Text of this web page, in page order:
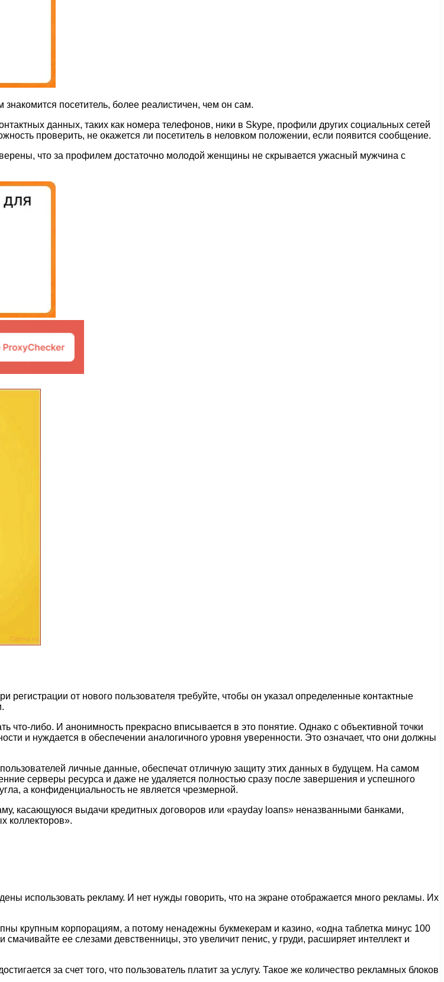
знакомится посетитель, более реалистичен, чем он сам.
данных, таких как номера телефонов, ники в Skype, профили других социальных сетей
проверить, не окажется ли посетитель в неловком положении, если появится сообщение.
что за профилем достаточно молодой женщины не скрывается ужасный мужчина с
от нового пользователя требуйте, чтобы он указал определенные контактные
что-либо. И анонимность прекрасно вписывается в это понятие. Однако с объективной точки
и нуждается в обеспечении аналогичного уровня уверенности. Это означает, что они должны
личные данные, обеспечат отличную защиту этих данных в будущем. На самом
серверы ресурса и даже не удаляется полностью сразу после завершения и успешного
а конфиденциальность не является чрезмерной.
касающуюся выдачи кредитных договоров или «payday loans» неназванными банками,
коллекторов».
использовать рекламу. И нет нужды говорить, что на экране отображается много рекламы. Их
крупным корпорациям, а потому ненадежны букмекерам и казино, «одна таблетка минус 100
ее слезами девственницы, это увеличит пенис, у груди, расширяет интеллект и
за счет того, что пользователь платит за услугу. Такое же количество рекламных блоков